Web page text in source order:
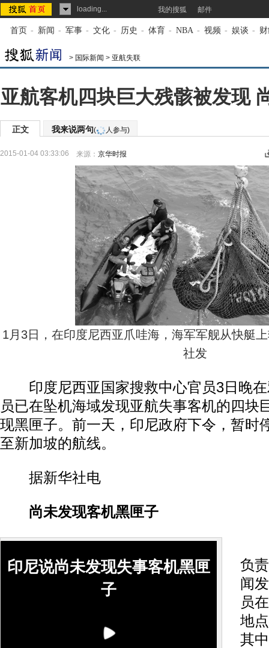
loading... 我的搜狐 邮件
首页 - 新闻 - 军事 - 文化 - 历史 - 体育 - NBA - 视频 - 娱谈 -
> 国际新闻 > 亚航失联
亚航客机四块巨大残骸被发现
正文 我来说两句( 人参与)
2015-01-04 03:33:06 来源： 京华时报
1月3日，在印度尼西亚爪哇海，海军军舰从快艇
社发
印度尼西亚国家搜救中心官员3日晚在
员已在坠机海域发现亚航失事客机的四块
现黑匣子。前一天，印尼政府下令，暂时
至新加坡的航线。
据新华社电
尚未发现客机黑匣子
印尼说尚未发现失事客机黑匣
子
负
闻
员
地
其